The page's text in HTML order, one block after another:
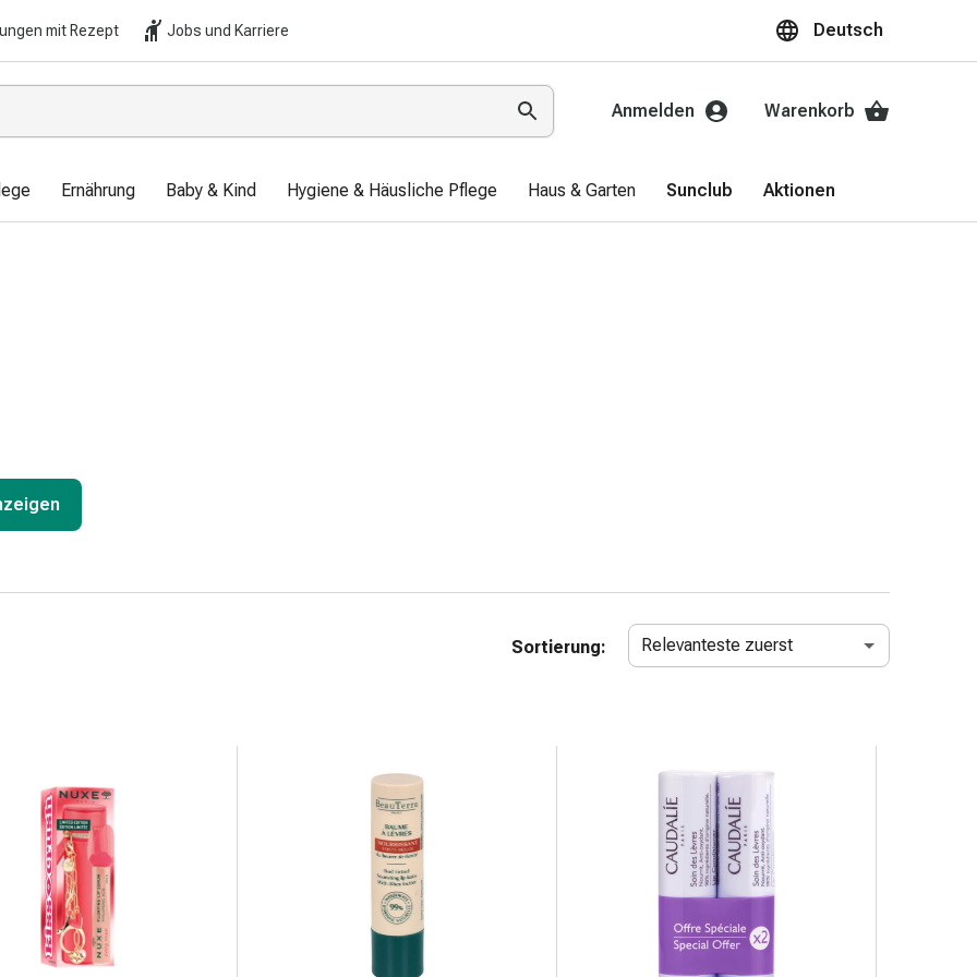
mit Rezept Jobs und Karriere Deutsch
Anmelden Warenkorb
Ernährung Baby & Kind Hygiene & Häusliche Pflege Haus & Garten Sunclub Aktionen
Sortierung: Relevanteste zuerst